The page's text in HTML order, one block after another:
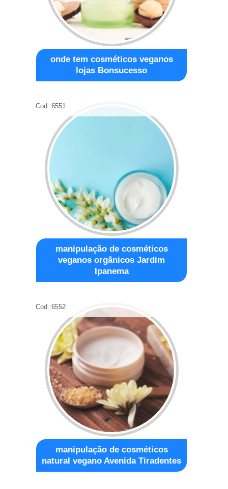
onde tem cosméticos veganos
lojas Bonsucesso
Cod.:6551
manipulação de cosméticos
veganos orgânicos Jardim
Ipanema
Cod.:6552
manipulação de cosméticos
natural vegano Avenida Tiradentes